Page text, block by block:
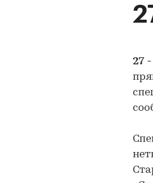
27